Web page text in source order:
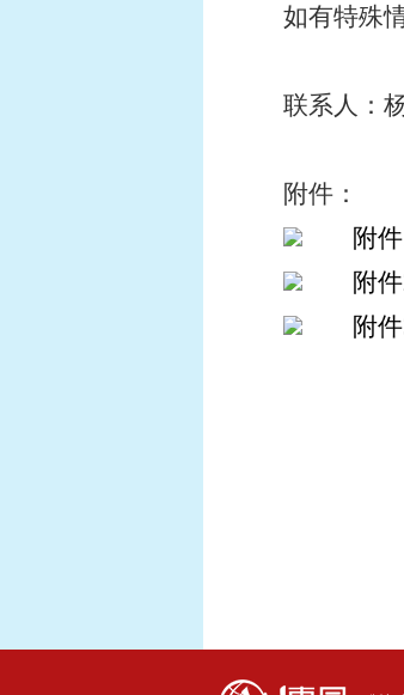
如有特殊
联系人：
附件：
附
附
附